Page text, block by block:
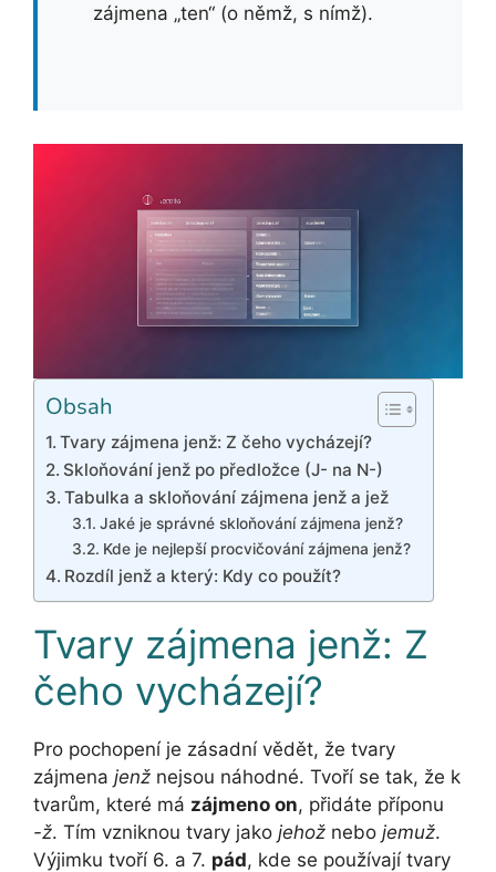
zájmena „ten“ (o němž, s nímž).
Obsah
Tvary zájmena jenž: Z čeho vycházejí?
Skloňování jenž po předložce (J- na N-)
Tabulka a skloňování zájmena jenž a jež
Jaké je správné skloňování zájmena jenž?
Kde je nejlepší procvičování zájmena jenž?
Rozdíl jenž a který: Kdy co použít?
Tvary zájmena jenž: Z
čeho vycházejí?
Pro pochopení je zásadní vědět, že tvary
zájmena jenž nejsou náhodné. Tvoří se tak, že k
tvarům, které má zájmeno on, přidáte příponu
-ž. Tím vzniknou tvary jako jehož nebo jemuž.
Výjimku tvoří 6. a 7. pád, kde se používají tvary